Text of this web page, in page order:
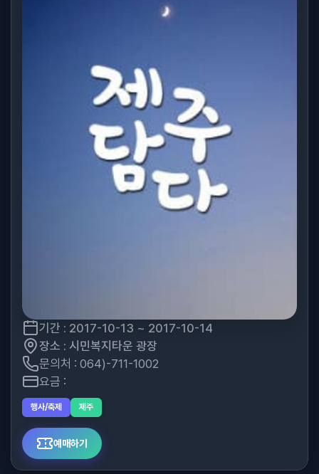
기간 : 2017-10-13 ~ 2017-10-14
장소 : 시민복지타운 광장
문의처 : 064)-711-1002
요금 :
행사/축제 제주
예매하기